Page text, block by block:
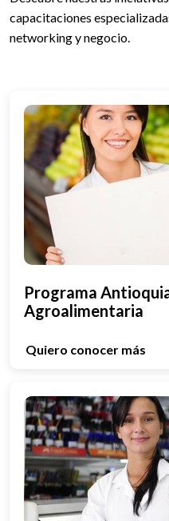
capacitaciones
networking y negocio.
Programa
Agroalimentaria
Quiero conocer más